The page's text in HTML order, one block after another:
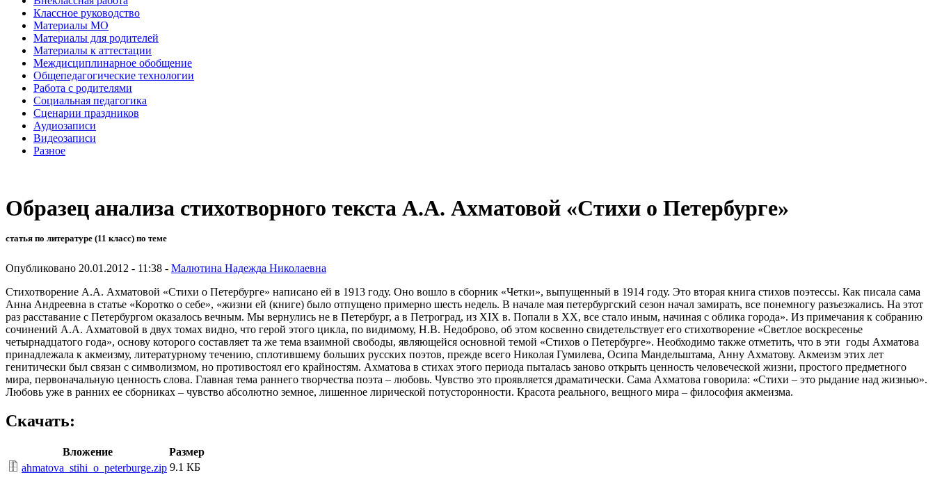
Классное руководство
Материалы МО
Материалы для родителей
Материалы к аттестации
Междисциплинарное обобщение
Общепедагогические технологии
Работа с родителями
Социальная педагогика
Сценарии праздников
Аудиозаписи
Видеозаписи
Разное
Образец анализа стихотворного текста А.А. Ахматовой «Стихи о Петербурге»
статья по литературе (11 класс) по теме
Опубликовано 20.01.2012 - 11:38 - Малютина Надежда Николаевна
Стихотворение А.А. Ахматовой «Стихи о Петербурге» написано ей в 1913 году. Оно вошло в сборник «Четки», выпущенный в 1914 году. Это вторая книга стихов поэтессы. Как писала сама
Анна Андреевна в статье «Коротко о себе», «жизни ей (книге) было отпущено примерно шесть недель. В начале мая петербургский сезон начал замирать, все понемногу разъезжались. На этот
раз расставание с Петербургом оказалось вечным. Мы вернулись не в Петербург, а в Петроград, из XIX в. Попали в XX, все стало иным, начиная с облика города». Из примечания к собранию
сочинений А.А. Ахматовой в двух томах видно, что герой этого цикла, по видимому, Н.В. Недоброво, об этом косвенно свидетельствует его стихотворение «Светлое воскресенье
четырнадцатого года», основу которого составляет та же тема взаимной свободы, являющейся основной темой «Стихов о Петербурге». Необходимо также отметить, что в эти годы Ахматова
принадлежала к акмеизму, литературному течению, сплотившему больших русских поэтов, прежде всего Николая Гумилева, Осипа Мандельштама, Анну Ахматову. Акмеизм этих лет
генитически был связан с символизмом, но противостоял его крайностям. Ахматова в стихах этого периода пыталась заново открыть ценность человеческой жизни, простого предметного
мира, первоначальную ценность слова. Главная тема раннего творчества поэта – любовь. Чувство это проявляется драматически. Сама Ахматова говорила: «Стихи – это рыдание над жизнью».
Любовь уже в ранних ее сборниках – чувство абсолютно земное, лишенное лирической потусторонности. Красота реального, вещного мира – философия акмеизма.
Скачать:
Вложение
Размер
ahmatova_stihi_o_peterburge.zip 9.1 КБ